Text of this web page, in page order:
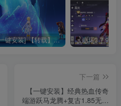
[一键安装] 【转载】原神3.4真端服务端+源码+配套客户端+详尽说明+GM工具+源码说明文件
下一篇
【一键安装】经典热血传奇
端游跃马龙腾+复古1.85无假